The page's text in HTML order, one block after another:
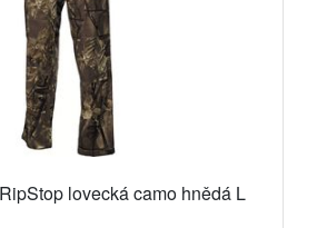
lovecká camo hnědá L